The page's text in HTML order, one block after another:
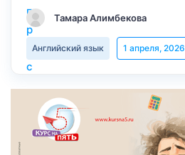
Тамара Алимбекова
Английский язык 1 апреля, 2026